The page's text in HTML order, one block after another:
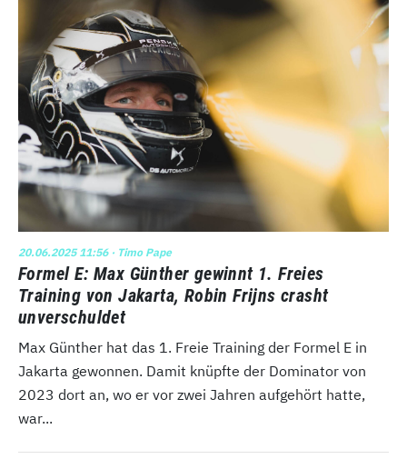
20.06.2025 11:56· Timo Pape
Formel E: Max Günther gewinnt 1. Freies
Training von Jakarta, Robin Frijns crasht
unverschuldet
Max Günther hat das 1. Freie Training der Formel E in
Jakarta gewonnen. Damit knüpfte der Dominator von
2023 dort an, wo er vor zwei Jahren aufgehört hatte,
war...